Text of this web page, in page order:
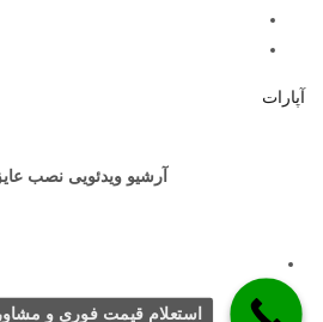
آپارات
آرشیو ویدئویی نصب
استعلام قیمت فوری و